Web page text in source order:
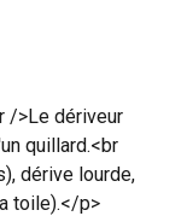
/>Le dériveur
quillard.<br
dérive lourde,
toile).</p>